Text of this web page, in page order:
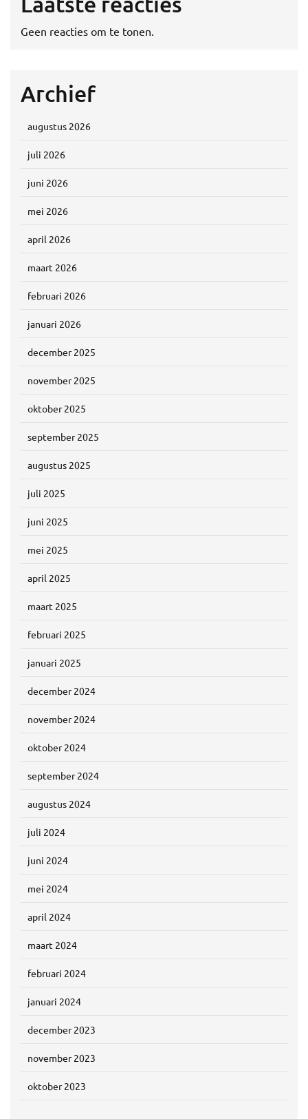
Geen reacties om te tonen.
Archief
augustus 2026
juli 2026
juni 2026
mei 2026
april 2026
maart 2026
februari 2026
januari 2026
december 2025
november 2025
oktober 2025
september 2025
augustus 2025
juli 2025
juni 2025
mei 2025
april 2025
maart 2025
februari 2025
januari 2025
december 2024
november 2024
oktober 2024
september 2024
augustus 2024
juli 2024
juni 2024
mei 2024
april 2024
maart 2024
februari 2024
januari 2024
december 2023
november 2023
oktober 2023